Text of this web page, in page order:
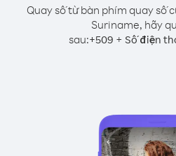
Quay số từ bàn phím quay số
Suriname, hãy
sau:+509 + Số điện